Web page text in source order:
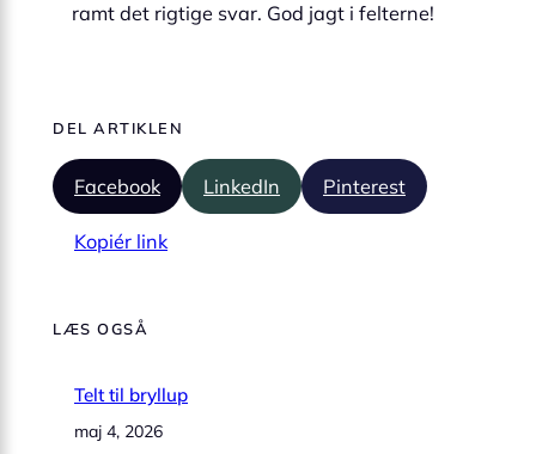
ramt det rigtige svar. God jagt i felterne!
DEL ARTIKLEN
Facebook LinkedIn Pinterest
Kopiér link
LÆS OGSÅ
Telt til bryllup
maj 4, 2026